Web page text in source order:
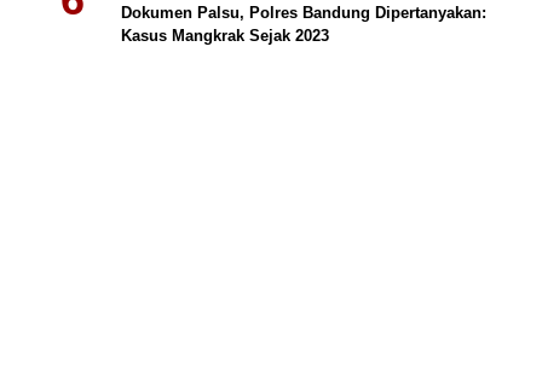
Dokumen Palsu, Polres Bandung Dipertanyakan:
Kasus Mangkrak Sejak 2023